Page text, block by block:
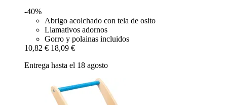
-40%
Abrigo acolchado con tela de osito
Llamativos adornos
Gorro y polainas incluidos
10,82 € 18,09 €
Entrega hasta el 18 agosto